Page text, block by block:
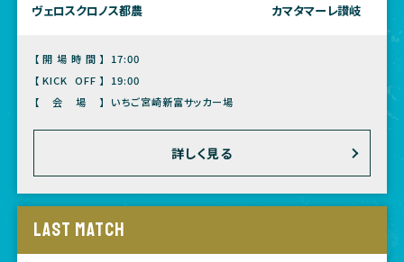
ヴェロスクロノス都農 カマタマーレ讃岐
【開場時間】
17:00
【KICK OFF】
19:00
【会場】
いちご宮崎新富サッカー場
詳しく見る
LAST MATCH